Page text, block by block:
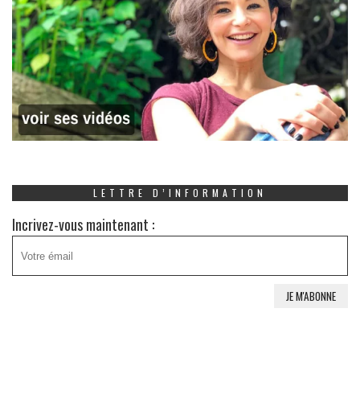
LETTRE D’INFORMATION
Incrivez-vous maintenant :